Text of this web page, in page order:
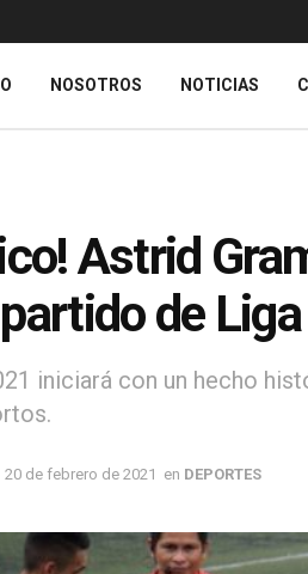
NOSOTROS NOTICIAS
Astrid
de
iniciará con un hecho
20 de febrero de 2021 en DEPORTES